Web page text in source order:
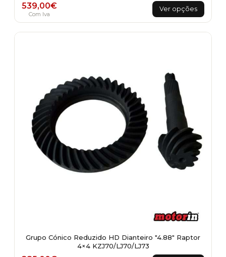
539,00€
Com Iva
Ver opções
This
product
has
multiple
may
chosen
the
product
page
Grupo Cónico Reduzido HD Dianteiro "4.88" Raptor
4×4 KZJ70/LJ70/LJ73